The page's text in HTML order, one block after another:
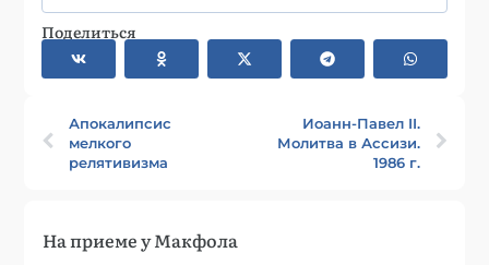
Поделиться
Апокалипсис
мелкого
релятивизма
Иоанн-Павел II.
Молитва в Ассизи.
1986 г.
На приеме у Макфола